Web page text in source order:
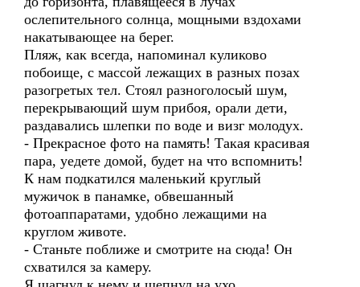
ослепительного солнца, мощными вздохами
накатывающее на берег.
Пляж, как всегда, напоминал куликово
побоище, с массой лежащих в разных позах
разогретых тел. Стоял разноголосый шум,
перекрывающий шум прибоя, орали дети,
раздавались шлепки по воде и визг молодух.
- Прекрасное фото на память! Такая красивая
пара, уедете домой, будет на что вспомнить!
К нам подкатился маленький круглый
мужичок в панамке, обвешанный
фотоаппаратами, удобно лежащими на
круглом животе.
- Станьте поближе и смотрите на сюда! Он
схватился за камеру.